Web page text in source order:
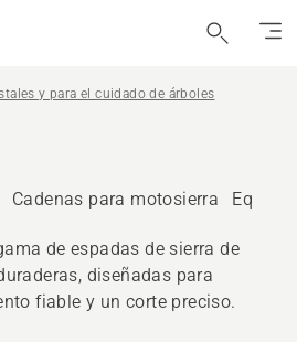
y para el cuidado de árboles
Cadenas para motosierra
de espadas de sierra de
diseñadas para
fiable y un corte preciso.